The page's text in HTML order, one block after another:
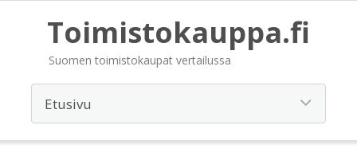
Toimistokauppa.fi
Suomen toimistokaupat vertailussa